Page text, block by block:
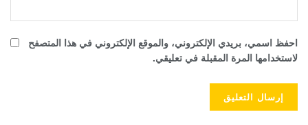
احفظ اسمي، بريدي الإلكتروني، والموقع الإلكتروني في هذا المتصفح
لاستخدامها المرة المقبلة في تعليقي.